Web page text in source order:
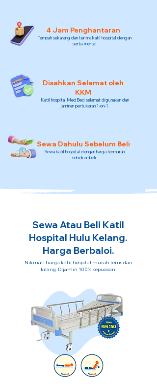
4 Jam Penghantaran
Tempah sekarang dan terima katil hospital dengan
serta-merta!
Disahkan Selamat oleh
KKM
Katil hospital MedBed selamat digunakan dan
jaminan pertukaran 1-on-1.
Sewa Dahulu Sebelum Beli
Sewa katil hospital dengan harga termurah
sebelum beli.
Sewa Atau Beli Katil
Hospital Hulu Kelang.
Harga Berbaloi.
Nikmati harga katil hospital murah terus dari
kilang. Dijamin 100% kepuasan.